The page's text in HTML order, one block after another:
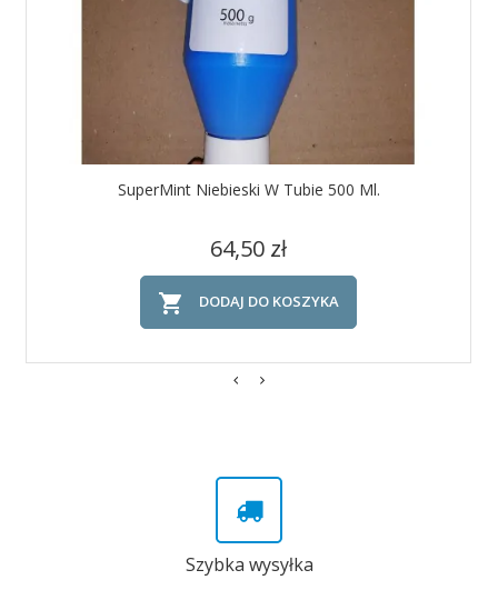
SuperMint Niebieski W Tubie 500 Ml.
Cena
64,50 zł
 DODAJ DO KOSZYKA
Szybka wysyłka